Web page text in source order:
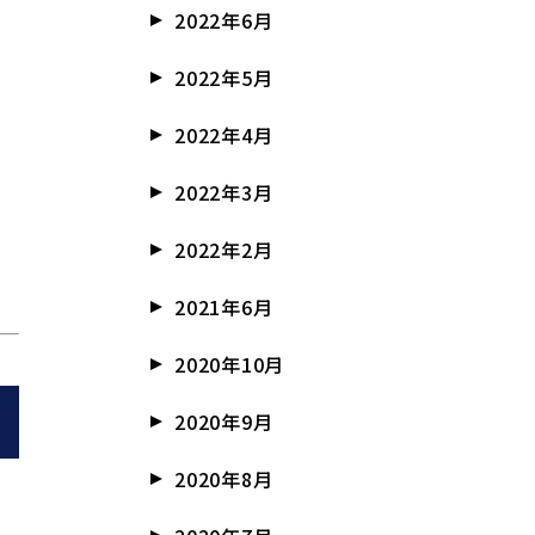
2022年6月
2022年5月
2022年4月
2022年3月
2022年2月
2021年6月
2020年10月
2020年9月
2020年8月